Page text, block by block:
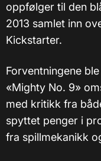
oppfølger til den
2013 samlet inn
Kickstarter.
Forventningene
«Mighty No. 9»
med kritikk fra
spyttet penger i
fra spillmekanikk